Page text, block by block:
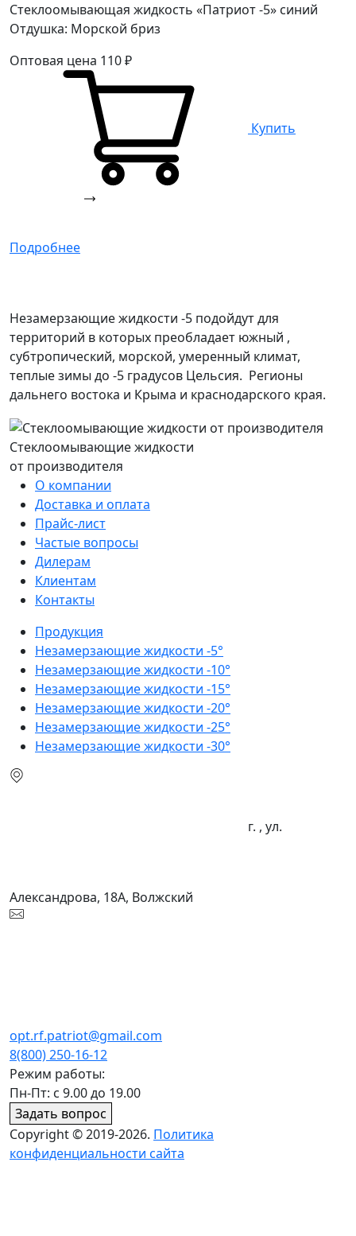
Стеклоомывающая жидкость «Патриот -5» синий
Отдушка: Морской бриз
Оптовая цена 110₽
Купить
Подробнее
Незамерзающие жидкости -5 подойдут для
территорий в которых преобладает южный ,
субтропический, морской, умеренный климат,
теплые зимы до -5 градусов Цельсия. Регионы
дальнего востока и Крыма и краснодарского края.
Стеклоомывающие жидкости
от производителя
О компании
Доставка и оплата
Прайс-лист
Частые вопросы
Дилерам
Клиентам
Контакты
Продукция
Незамерзающие жидкости -5°
Незамерзающие жидкости -10°
Незамерзающие жидкости -15°
Незамерзающие жидкости -20°
Незамерзающие жидкости -25°
Незамерзающие жидкости -30°
г. , ул.
Александрова, 18А, Волжский
opt.rf.patriot@gmail.com
8(800) 250-16-12
Режим работы:
Пн-Пт: с 9.00 до 19.00
Задать вопрос
Copyright © 2019-2026. Политика
конфиденциальности сайта